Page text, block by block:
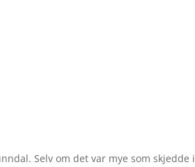
Selv om det var mye som skjedde i